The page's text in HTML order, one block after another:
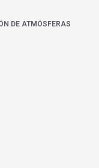
DE ATMÓSFERAS